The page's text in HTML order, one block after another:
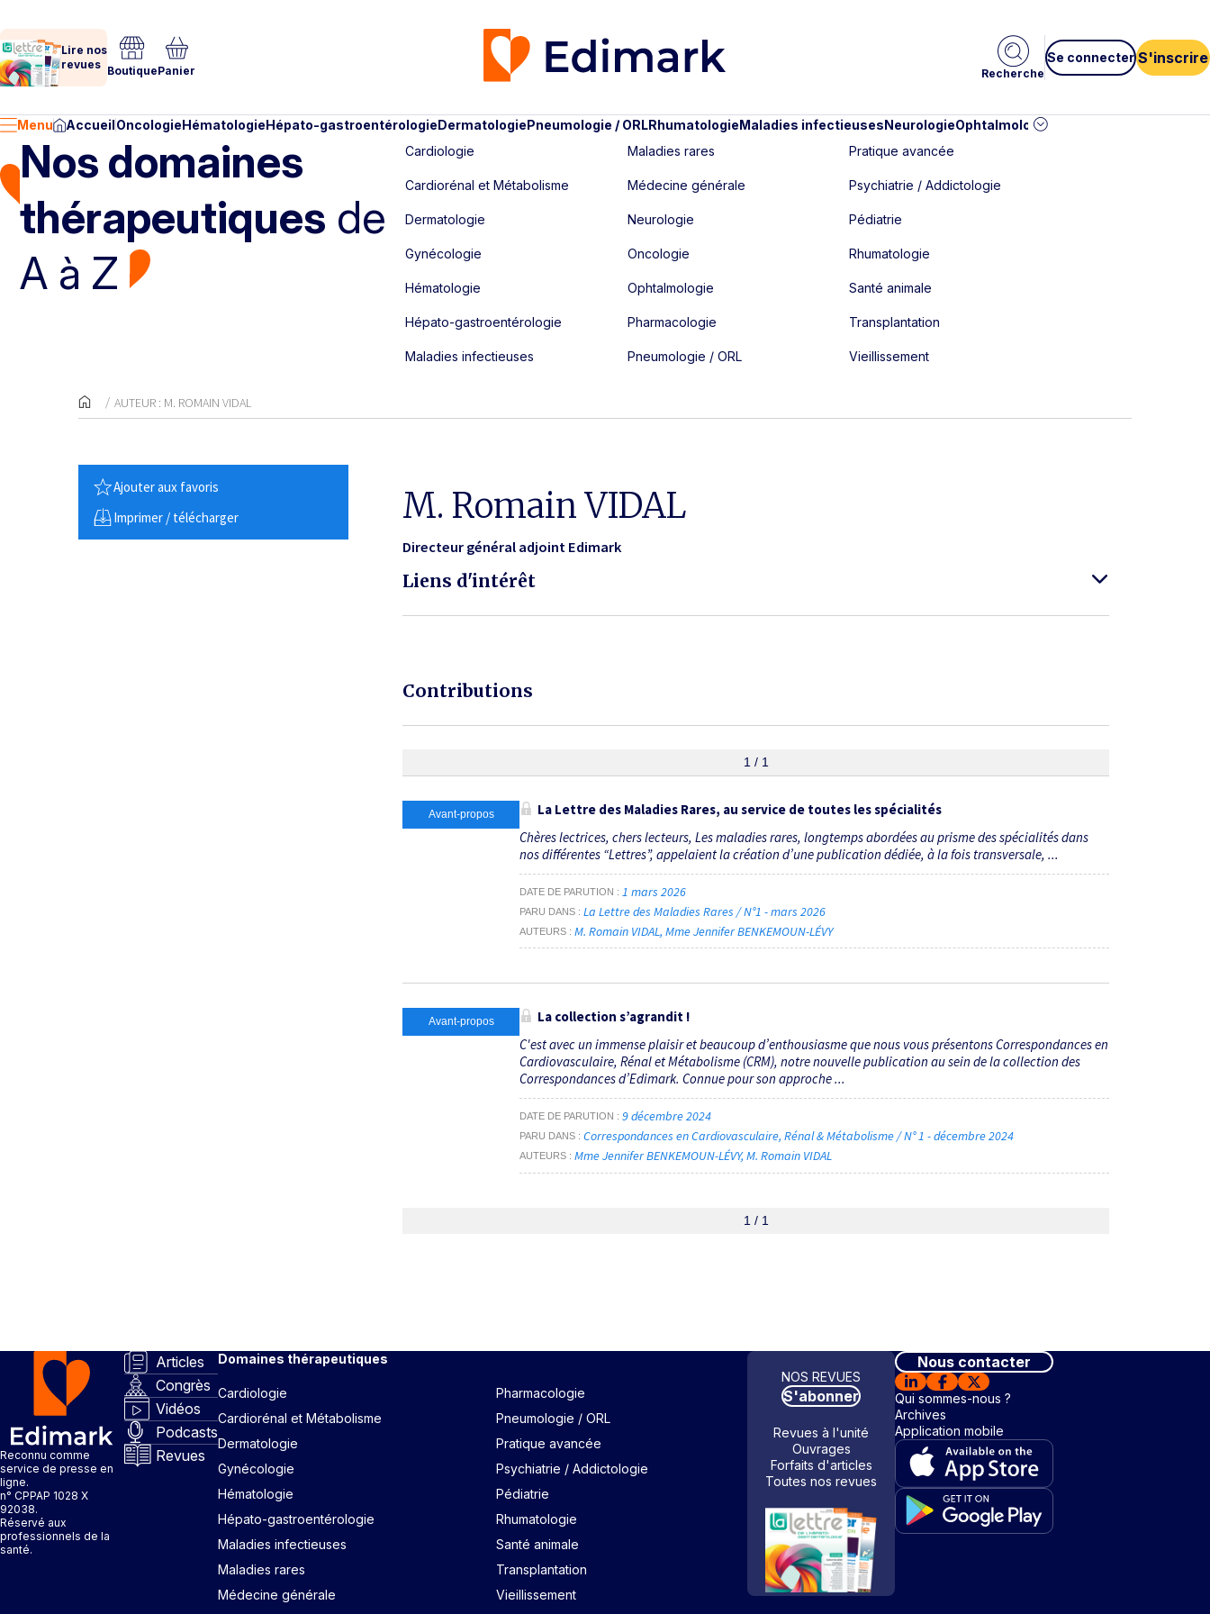
Lire nos
revues BoutiquePanier Recherche
Se connecter S'inscrire
Menu AccueilOncologieHématologieHépato-gastroentérologieDermatologiePneumologie / ORLRhumatologieMaladies infectieusesNeurologieOphtalmologie
Nos domaines
thérapeutiques de
A à Z
Cardiologie
Cardiorénal et Métabolisme
Dermatologie
Gynécologie
Hématologie
Hépato-gastroentérologie
Maladies infectieuses
Maladies rares
Médecine générale
Neurologie
Oncologie
Ophtalmologie
Pharmacologie
Pneumologie / ORL
Pratique avancée
Psychiatrie / Addictologie
Pédiatrie
Rhumatologie
Santé animale
Transplantation
Vieillissement
AUTEUR : M. ROMAIN VIDAL
Ajouter aux favoris
Imprimer / télécharger
M. Romain VIDAL
Directeur général adjoint Edimark
Liens d'intérêt
Contributions
1 / 1
Avant-propos La Lettre des Maladies Rares, au service de toutes les spécialités
Chères lectrices, chers lecteurs, Les maladies rares, longtemps abordées au prisme des spécialités dans
nos différentes “Lettres”, appelaient la création d’une publication dédiée, à la fois transversale, ...
DATE DE PARUTION 1 mars 2026
PARU DANS La Lettre des Maladies Rares / N°1 - mars 2026
AUTEURS M. Romain VIDAL Mme Jennifer BENKEMOUN-LÉVY
Avant-propos
La collection s’agrandit !
C'est avec un immense plaisir et beaucoup d’enthousiasme que nous vous présentons Correspondances en
Cardiovasculaire, Rénal et Métabolisme (CRM), notre nouvelle publication au sein de la collection des
Correspondances d’Edimark. Connue pour son approche ...
DATE DE PARUTION 9 décembre 2024
PARU DANS Correspondances en Cardiovasculaire, Rénal & Métabolisme / N° 1 - décembre 2024
AUTEURS Mme Jennifer BENKEMOUN-LÉVY M. Romain VIDAL
1 / 1
Reconnu comme
service de presse en
ligne.
n° CPPAP 1028 X
92038.
Réservé aux
professionnels de la
santé.
Articles
Congrès
Vidéos
Podcasts
Revues
Domaines thérapeutiques
Cardiologie
Cardiorénal et Métabolisme
Dermatologie
Gynécologie
Hématologie
Hépato-gastroentérologie
Maladies infectieuses
Maladies rares
Médecine générale
Pharmacologie
Pneumologie / ORL
Pratique avancée
Psychiatrie / Addictologie
Pédiatrie
Rhumatologie
Santé animale
Transplantation
Vieillissement
NOS REVUES
S'abonner
Revues à l'unité
Ouvrages
Forfaits d'articles
Toutes nos revues
Nous contacter
Qui sommes-nous ?
Archives
Application mobile